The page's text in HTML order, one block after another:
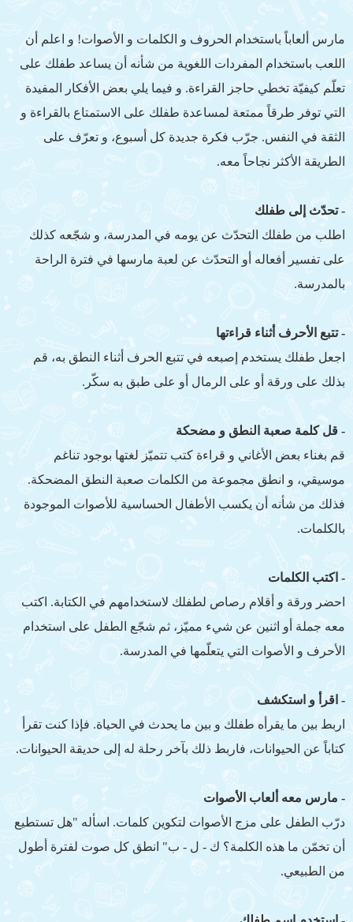
مارس ألعاباً باستخدام الحروف و الكلمات و الأصوات! و اعلم أن
اللعب باستخدام المفردات اللغوية من شأنه أن يساعد طفلك على
تعلّم كيفيّة تخطي حاجز القراءة. و فيما يلي بعض الأفكار المفيدة
التي توفر طرقاً ممتعة لمساعدة طفلك على الاستمتاع بالقراءة و
الثقة في النفس. جرّب فكرة جديدة كل أسبوع، و تعرّف على
الطريقة الأكثر نجاحاً معه.
- تحدّث إلى طفلك
اطلب من طفلك التحدّث عن يومه في المدرسة، و شجّعه كذلك
على تفسير أفعاله أو التحدّث عن لعبة مارسها في فترة الراحة
بالمدرسة.
- تتبع الأحرف أثناء قراءتها
اجعل طفلك يستخدم إصبعه في تتبع الحرف أثناء النطق به، قم
بذلك على ورقة أو على الرمال أو على طبق به سكّر.
- قل كلمة صعبة النطق و مضحكة
قم بغناء بعض الأغاني و قراءة كتب تتميّز لغتها بوجود تناغم
موسيقي، و انطق مجموعة من الكلمات صعبة النطق المضحكة.
فذلك من شأنه أن يكسب الأطفال الحساسية للأصوات الموجودة
بالكلمات.
- اكتب الكلمات
احضر ورقة و أقلام رصاص لطفلك لاستخدامهم في الكتابة. اكتب
معه جملة أو اثنين عن شيء مميّز، ثم شجّع الطفل على استخدام
الأحرف و الأصوات التي يتعلّمها في المدرسة.
- اقرأ و استكشف
اربط بين ما يقرأه طفلك و بين ما يحدث في الحياة. فإذا كنت تقرأ
كتاباً عن الحيوانات، فاربط ذلك بآخر رحلة له إلى حديقة الحيوانات.
- مارس معه ألعاب الأصوات
درّب الطفل على مزج الأصوات لتكوين كلمات. اسأله "هل تستطيع
أن تخمّن ما هذه الكلمة؟ ك - ل - ب" انطق كل صوت لفترة أطول
من الطبيعي.